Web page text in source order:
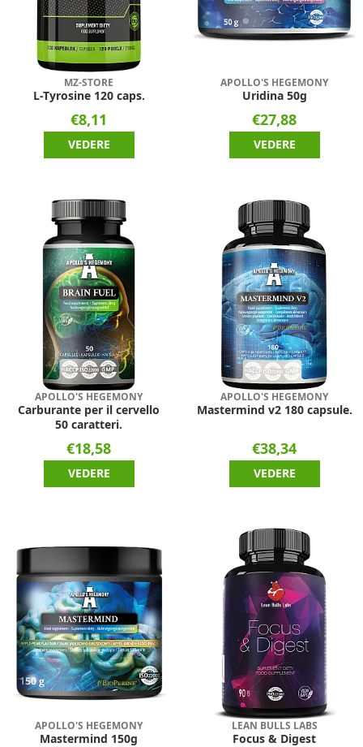
MZ-STORE
L-Tyrosine 120 caps.
€8,11
VEDERE
APOLLO'S HEGEMONY
Uridina 50g
€27,88
VEDERE
APOLLO'S HEGEMONY
Carburante per il cervello
50 caratteri.
€18,58
VEDERE
APOLLO'S HEGEMONY
Mastermind v2 180 capsule.
€38,34
VEDERE
APOLLO'S HEGEMONY
Mastermind 150g
LEAN BULLS LABS
Focus & Digest